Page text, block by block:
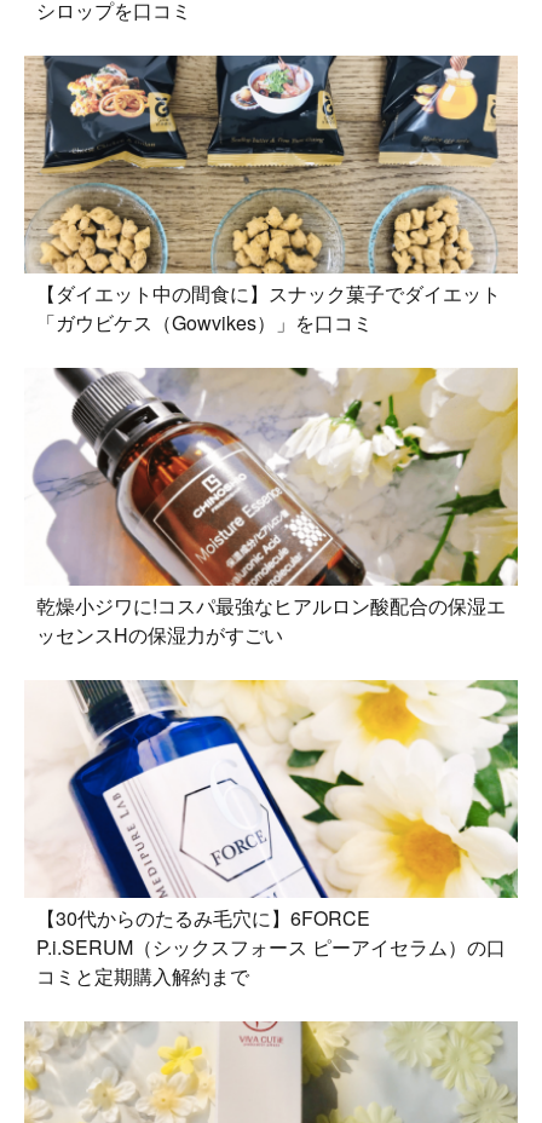
シロップを口コミ
【ダイエット中の間食に】スナック菓子でダイエット
「ガウビケス（Gowvikes）」を口コミ
乾燥小ジワに!コスパ最強なヒアルロン酸配合の保湿エ
ッセンスHの保湿力がすごい
【30代からのたるみ毛穴に】6FORCE
P.i.SERUM（シックスフォース ピーアイセラム）の口
コミと定期購入解約まで